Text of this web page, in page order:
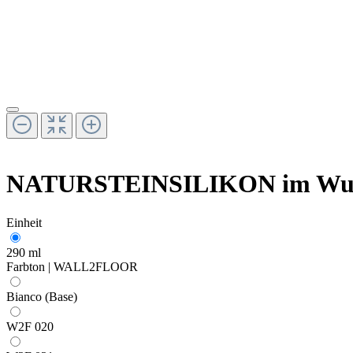
NATURSTEINSILIKON im
Einheit
290 ml
Farbton | WALL2FLOOR
Bianco (Base)
W2F 020